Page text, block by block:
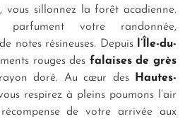
, vous sillonnez la forêt acadienne.
parfument votre randonnée,
notes résineuses. Depuis l’Île-du-
rouges des falaises de grès
doré. Au cœur desHautes-
respirez à pleins poumons l’air
de votre arrivée aux